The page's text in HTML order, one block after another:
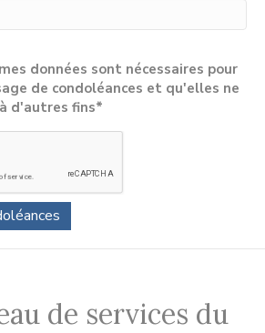
données sont nécessaires pour
de condoléances et qu'elles ne
d'autres fins*
de services du